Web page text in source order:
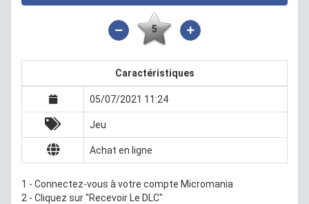
5
Caractéristiques
05/07/2021 11:24
Jeu
Achat en ligne
1 - Connectez-vous à votre compte Micromania
2 - Cliquez sur "Recevoir Le DLC"